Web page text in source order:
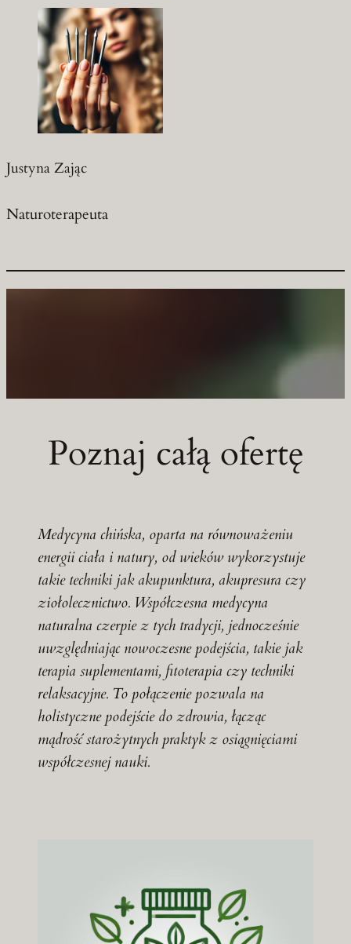
Justyna Zając
Naturoterapeuta
Poznaj całą ofertę
Medycyna chińska, oparta na równoważeniu
energii ciała i natury, od wieków wykorzystuje
takie techniki jak akupunktura, akupresura czy
ziołolecznictwo. Współczesna medycyna
naturalna czerpie z tych tradycji, jednocześnie
uwzględniając nowoczesne podejścia, takie jak
terapia suplementami, fitoterapia czy techniki
relaksacyjne. To połączenie pozwala na
holistyczne podejście do zdrowia, łącząc
mądrość starożytnych praktyk z osiągnięciami
współczesnej nauki.